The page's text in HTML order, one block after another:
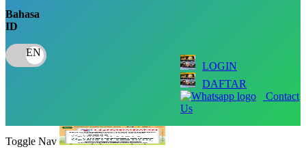
Bahasa
ID
LOGIN
DAFTAR
Contact
Us
Toggle Nav